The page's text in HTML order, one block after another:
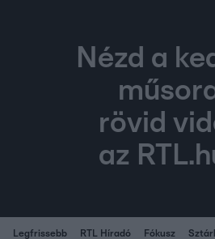
Nézd a
rövid
az
Legfrissebb RTL Híradó Fókusz